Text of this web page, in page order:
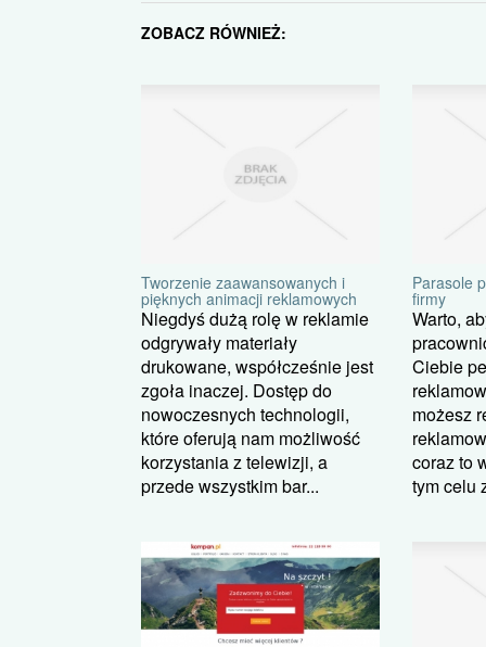
ZOBACZ RÓWNIEŻ:
Tworzenie zaawansowanych i
pięknych animacji reklamowych
Niegdyś dużą rolę w reklamie
odgrywały materiały
drukowane, współcześnie jest
zgoła inaczej. Dostęp do
nowoczesnych technologii,
które oferują nam możliwość
korzystania z telewizji, a
przede wszystkim bar...
Parasole
firmy
Warto,
Ciebie
możesz
coraz to
tym celu